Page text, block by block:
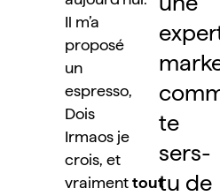
Il m’a
proposé
un
espresso,
Dois
Irmaos je
crois, et
vraiment tout
te
sers-
tu de